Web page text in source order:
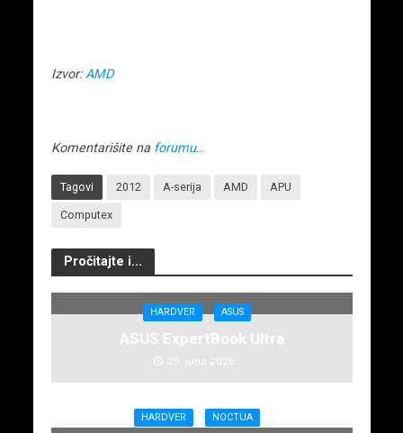
Izvor: AMD
Komentarišite na forumu…
Tagovi 2012 A-serija AMD APU
Computex
Pročitajte i...
HARDVER ASUS
ASUS ExpertBook Ultra
29. juna 2026.
HARDVER NOCTUA